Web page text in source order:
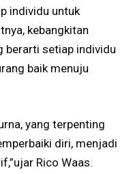
individu untuk
kebangkitan
berarti setiap individu
baik menuju
yang terpenting
diri, menjadi
Rico Waas.